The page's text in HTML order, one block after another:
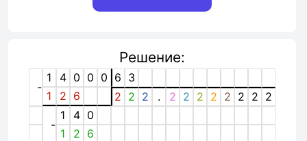
Решение:
-
1 4 0 0 0 6 3
1
2 6 2 2 2 . 2 2 2 2 2 2 2 2
-
1 4 0
1
2 6